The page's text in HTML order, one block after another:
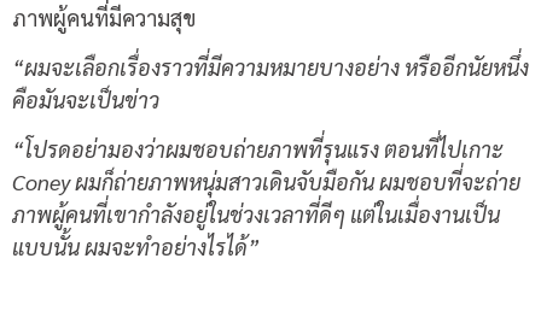
ภาพผู้คนที่มีความสุข
“ผมจะเลือกเรื่องราวที่มีความหมายบางอย่าง หรืออีกนัยหนึ่ง
คือมันจะเป็นข่าว
“โปรดอย่ามองว่าผมชอบถ่ายภาพที่รุนแรง ตอนที่ไปเกาะ
Coney ผมก็ถ่ายภาพหนุ่มสาวเดินจับมือกัน ผมชอบที่จะถ่าย
ภาพผู้คนที่เขากำลังอยู่ในช่วงเวลาที่ดีๆ แต่ในเมื่องานเป็น
แบบนั้น ผมจะทำอย่างไรได้”